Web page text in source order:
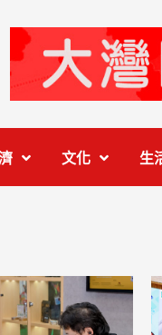
文化 生